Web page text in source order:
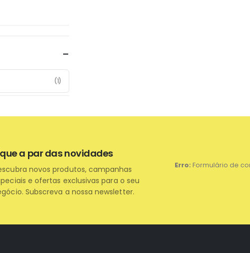
(1)
Erro: Formulário de
a par das novidades
novos produtos, campanhas
e ofertas exclusivas para o seu
Subscreva a nossa newsletter.